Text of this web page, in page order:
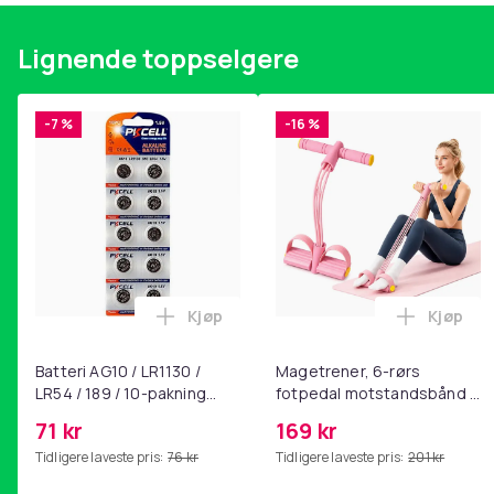
Laget med kobbertråder for optimal ytelse
Nikkelflaktede kontakter for økt holdbarhet
Farge
Artikkel nr.
Produktsikkerhetsinformasjon
Lignende toppselgere
-7 %
Batteri AG10 / LR1130 /
LR54 / 189 / 10-pakning
71 kr
Tidligere laveste pris: 76 kr
Legg Batteri AG10 / LR1130 / LR54 /
Kjøp
-16 %
Magetrener, 6-rørs
fotpedal motstandsbånd -
yoga og
hjemmegymnastikk Pink
169 kr
Tidligere laveste pris: 201 kr
Legg
Kjøp